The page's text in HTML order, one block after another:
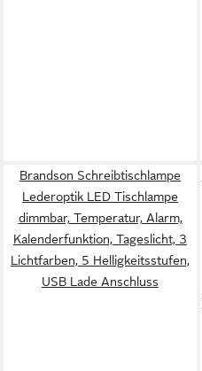
Brandson Schreibtischlampe
Lederoptik LED Tischlampe
dimmbar, Temperatur, Alarm,
Kalenderfunktion, Tageslicht, 3
Lichtfarben, 5 Helligkeitsstufen,
USB Lade Anschluss